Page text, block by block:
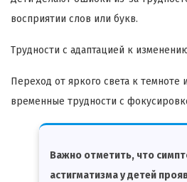
восприятии слов или букв.
Трудности с адаптацией к
Переход от яркого света к темноте
временные трудности с
Важно отметить, что
астигматизма у детей